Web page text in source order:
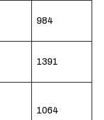
984
1391
1064